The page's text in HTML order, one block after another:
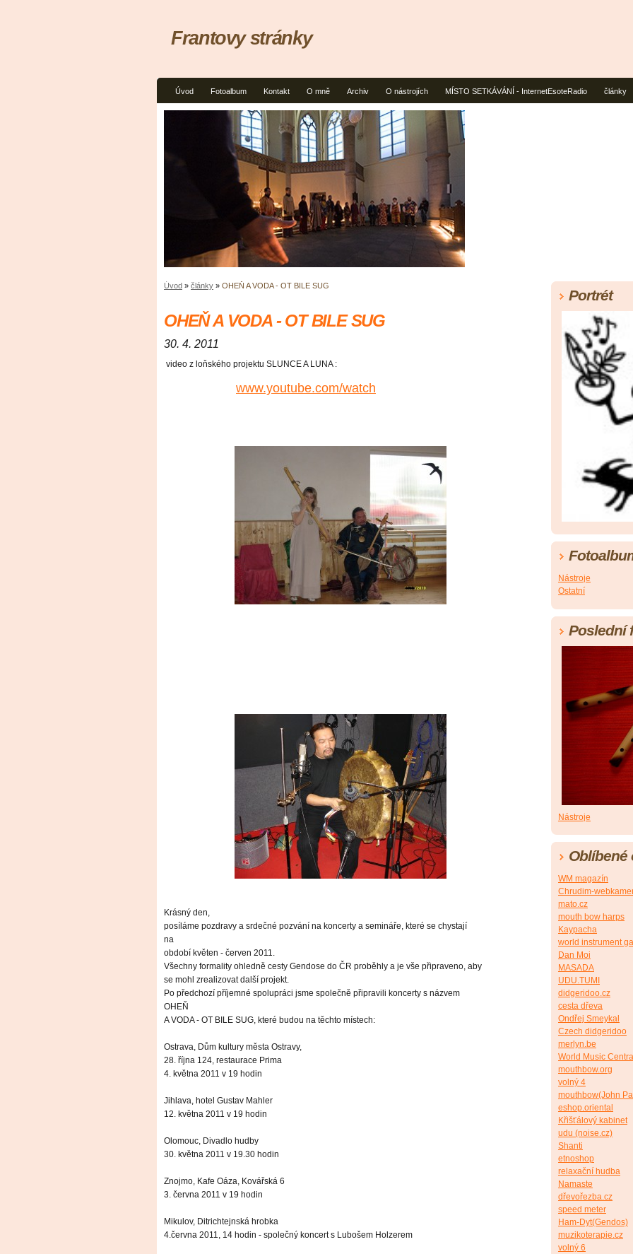
Úvod Fotoalbum Kontakt O mně Archiv O nástrojích MÍSTO SETKÁVÁNÍ - InternetEsoteRadio články
Frantovy stránky
Úvod » články » OHEŇ A VODA - OT BILE SUG
OHEŇ A VODA - OT BILE SUG
30. 4. 2011
video z loňského projektu SLUNCE A LUNA :
www.youtube.com/watch
Krásný den,
posíláme pozdravy a srdečné pozvání na koncerty a semináře, které se chystají
na
období květen - červen 2011.
Všechny formality ohledně cesty Gendose do ČR proběhly a je vše připraveno, aby
se mohl zrealizovat další projekt.
Po předchozí příjemné spolupráci jsme společně připravili koncerty s názvem
OHEŇ
A VODA - OT BILE SUG, které budou na těchto místech:
Ostrava, Dům kultury města Ostravy,
28. října 124, restaurace Prima
4. května 2011 v 19 hodin
Jihlava, hotel Gustav Mahler
12. května 2011 v 19 hodin
Olomouc, Divadlo hudby
30. května 2011 v 19.30 hodin
Znojmo, Kafe Oáza, Kovářská 6
3. června 2011 v 19 hodin
Mikulov, Ditrichtejnská hrobka
4.června 2011, 14 hodin - společný koncert s Lubošem Holzerem
Portrét
Nástroje
Ostatní
Poslední
Nástroje
Oblíbené
WM magazín
Chrudim-
mato.cz
mouth bow harps
Kaypacha
world instrument
Dan Moi
MASADA
UDU.TUMI
didgeridoo.cz
cesta dřeva
Ondřej Smeykal
Czech didgeridoo
merlyn.be
World Music
mouthbow.org
volný 4
mouthbow(John
eshop.oriental
Křišťálový kabinet
udu (noise.cz)
Shanti
etnoshop
relaxační hudba
Namaste
dřevořezba.cz
speed meter
Ham-Dyt(Gendos)
muzikoterapie.cz
volný 6